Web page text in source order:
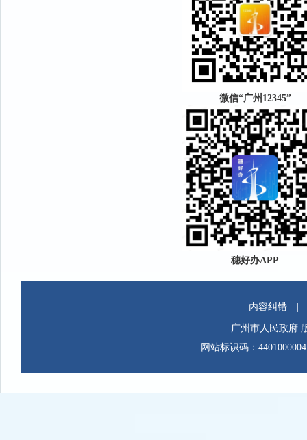
微信“广州12345”
穗好办APP